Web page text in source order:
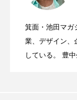
箕面・池田マガジン編集長 主
業、デザイン、
している。 豊中生まれ。 1歳の黒のラブラドールレト
2026.08.10
2026.08.09